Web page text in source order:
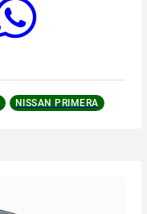
NISSAN PRIMERA